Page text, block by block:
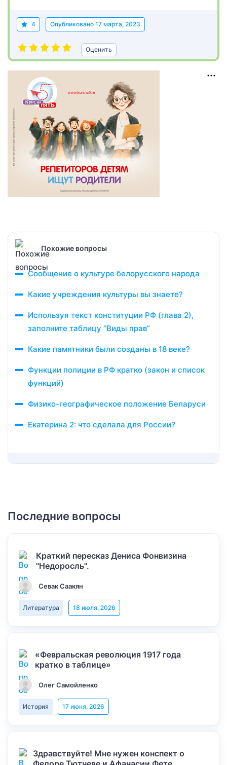
4 Опубликовано 17 марта, 2023
Оценить
Похожие вопросы
Сообщение о культуре белорусского народа
Какие учреждения культуры вы знаете?
Используя текст конституции РФ (глава 2),
заполните таблицу “Виды прав”
Какие памятники были созданы в 18 веке?
Функции полиции в РФ кратко (закон и список
функций)
Физико-географическое положение Беларуси
Екатерина 2: что сделала для России?
Последние вопросы
Краткий пересказ Дениса Фонвизина
"Недоросль".
Севак Саакян
Литература 18 июля, 2026
«Февральская революция 1917 года
кратко в таблице»
Олег Самойленко
История 17 июня, 2026
Здравствуйте! Мне нужен конспект о